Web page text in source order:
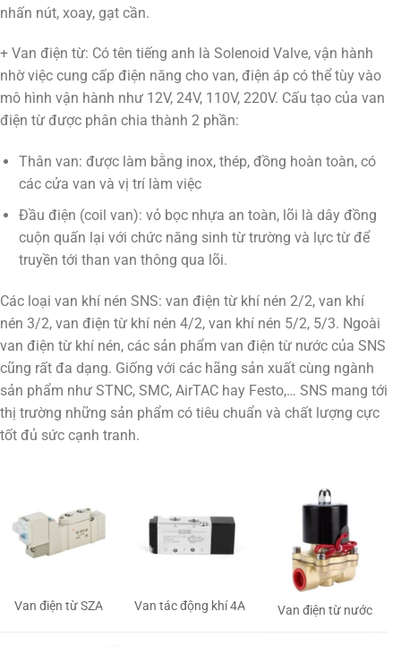
nhấn nút, xoay, gạt cần.
+ Van điện từ: Có tên tiếng anh là Solenoid Valve, vận hành
nhờ việc cung cấp điện năng cho van, điện áp có thể tùy vào
mô hình vận hành như 12V, 24V, 110V, 220V. Cấu tạo của van
điện từ được phân chia thành 2 phần:
Thân van: được làm bằng inox, thép, đồng hoàn toàn, có
các cửa van và vị trí làm việc
Đầu điện (coil van): vỏ bọc nhựa an toàn, lõi là dây đồng
cuộn quấn lại với chức năng sinh từ trường và lực từ để
truyền tới than van thông qua lõi.
Các loại van khí nén SNS: van điện từ khí nén 2/2, van khí
nén 3/2, van điện từ khí nén 4/2, van khí nén 5/2, 5/3. Ngoài
van điện từ khí nén, các sản phẩm van điện từ nước của SNS
cũng rất đa dạng. Giống với các hãng sản xuất cùng ngành
sản phẩm như STNC, SMC, AirTAC hay Festo,… SNS mang tới
thị trường những sản phẩm có tiêu chuẩn và chất lượng cực
tốt đủ sức cạnh tranh.
Van điện từ SZA Van tác động khí 4A Van điện từ nước